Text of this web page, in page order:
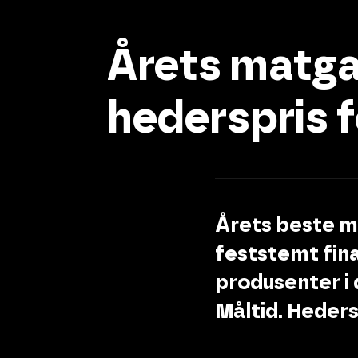
Årets
hederspris
Årets beste
feststemt
produsenter i
Måltid.